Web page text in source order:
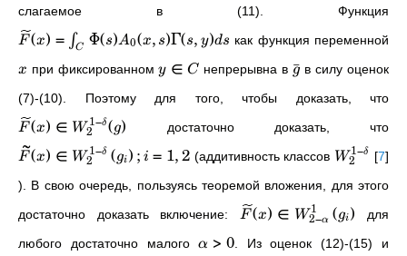
слагаемое в (11). Функция
F(x) = ∫C Φ(s)A0(x, s)Γ(s, y)ds как функция переменной
x при фиксированномy ∈ C непрерывна в g
ˉ в силу оценок
(7)-(10). Поэтому для того, чтобы доказать, что
F(x) ∈ W2
1−δ (g) достаточно доказать, что
F
~(x) ∈ W2
1−δ (gi ) ; i = 1,2 (аддитивность классов W2
1−δ [7]
). В свою очередь, пользуясь теоремой вложения, для этого
достаточно доказать включение: F(x) ∈ W2−α
1 (gi ) для
любого достаточно малогоα > 0. Из оценок (12)-(15) и